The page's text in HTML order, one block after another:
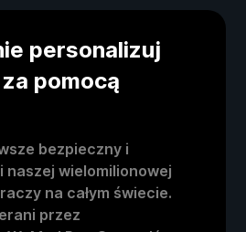
personalizuj
pomocą
bezpieczny i
naszej wielomilionowej
na całym świecie.
przez